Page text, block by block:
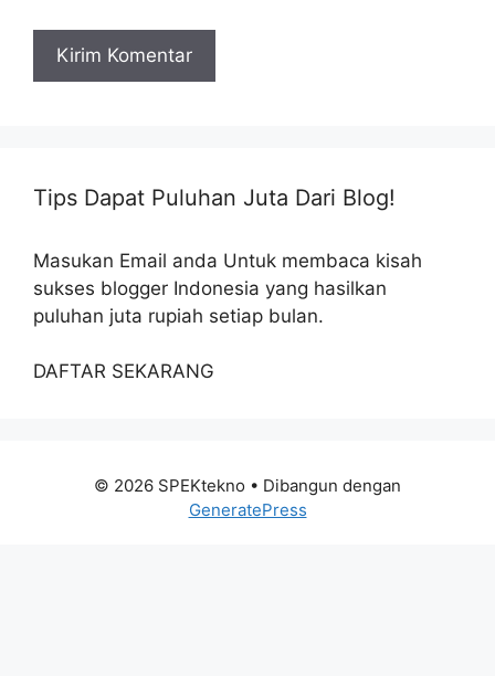
Tips Dapat Puluhan Juta Dari Blog!
Masukan Email anda Untuk membaca kisah
sukses blogger Indonesia yang hasilkan
puluhan juta rupiah setiap bulan.
DAFTAR SEKARANG
© 2026 SPEKtekno • Dibangun dengan
GeneratePress